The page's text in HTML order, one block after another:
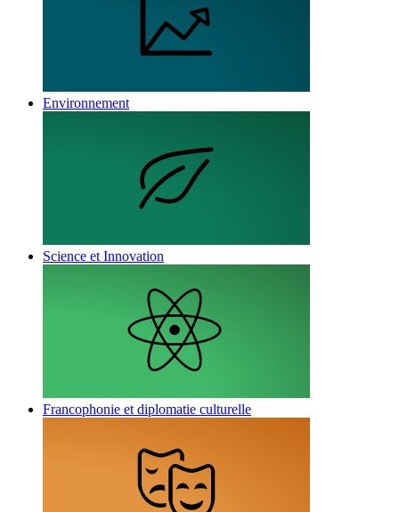
Environnement
Science et Innovation
Francophonie et diplomatie culturelle